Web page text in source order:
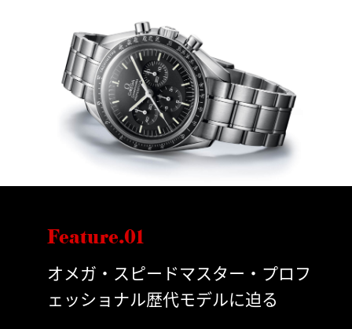
Feature.01
オメガ・スピードマスター・プロフ
ェッショナル歴代モデルに迫る